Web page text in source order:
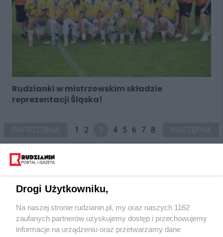
Rudzianki w mistrzowskim składzie
reprezentacji Śląska!
1 2 4 5 6 7 8
Wydawca mediów lokalnych
Drogi Użytkowniku,
Na naszej stronie rudzianin.pl, my oraz naszych 1162
zaufanych partnerów uzyskujemy dostęp i przechowujemy
informacje na urządzeniu oraz przetwarzamy dane